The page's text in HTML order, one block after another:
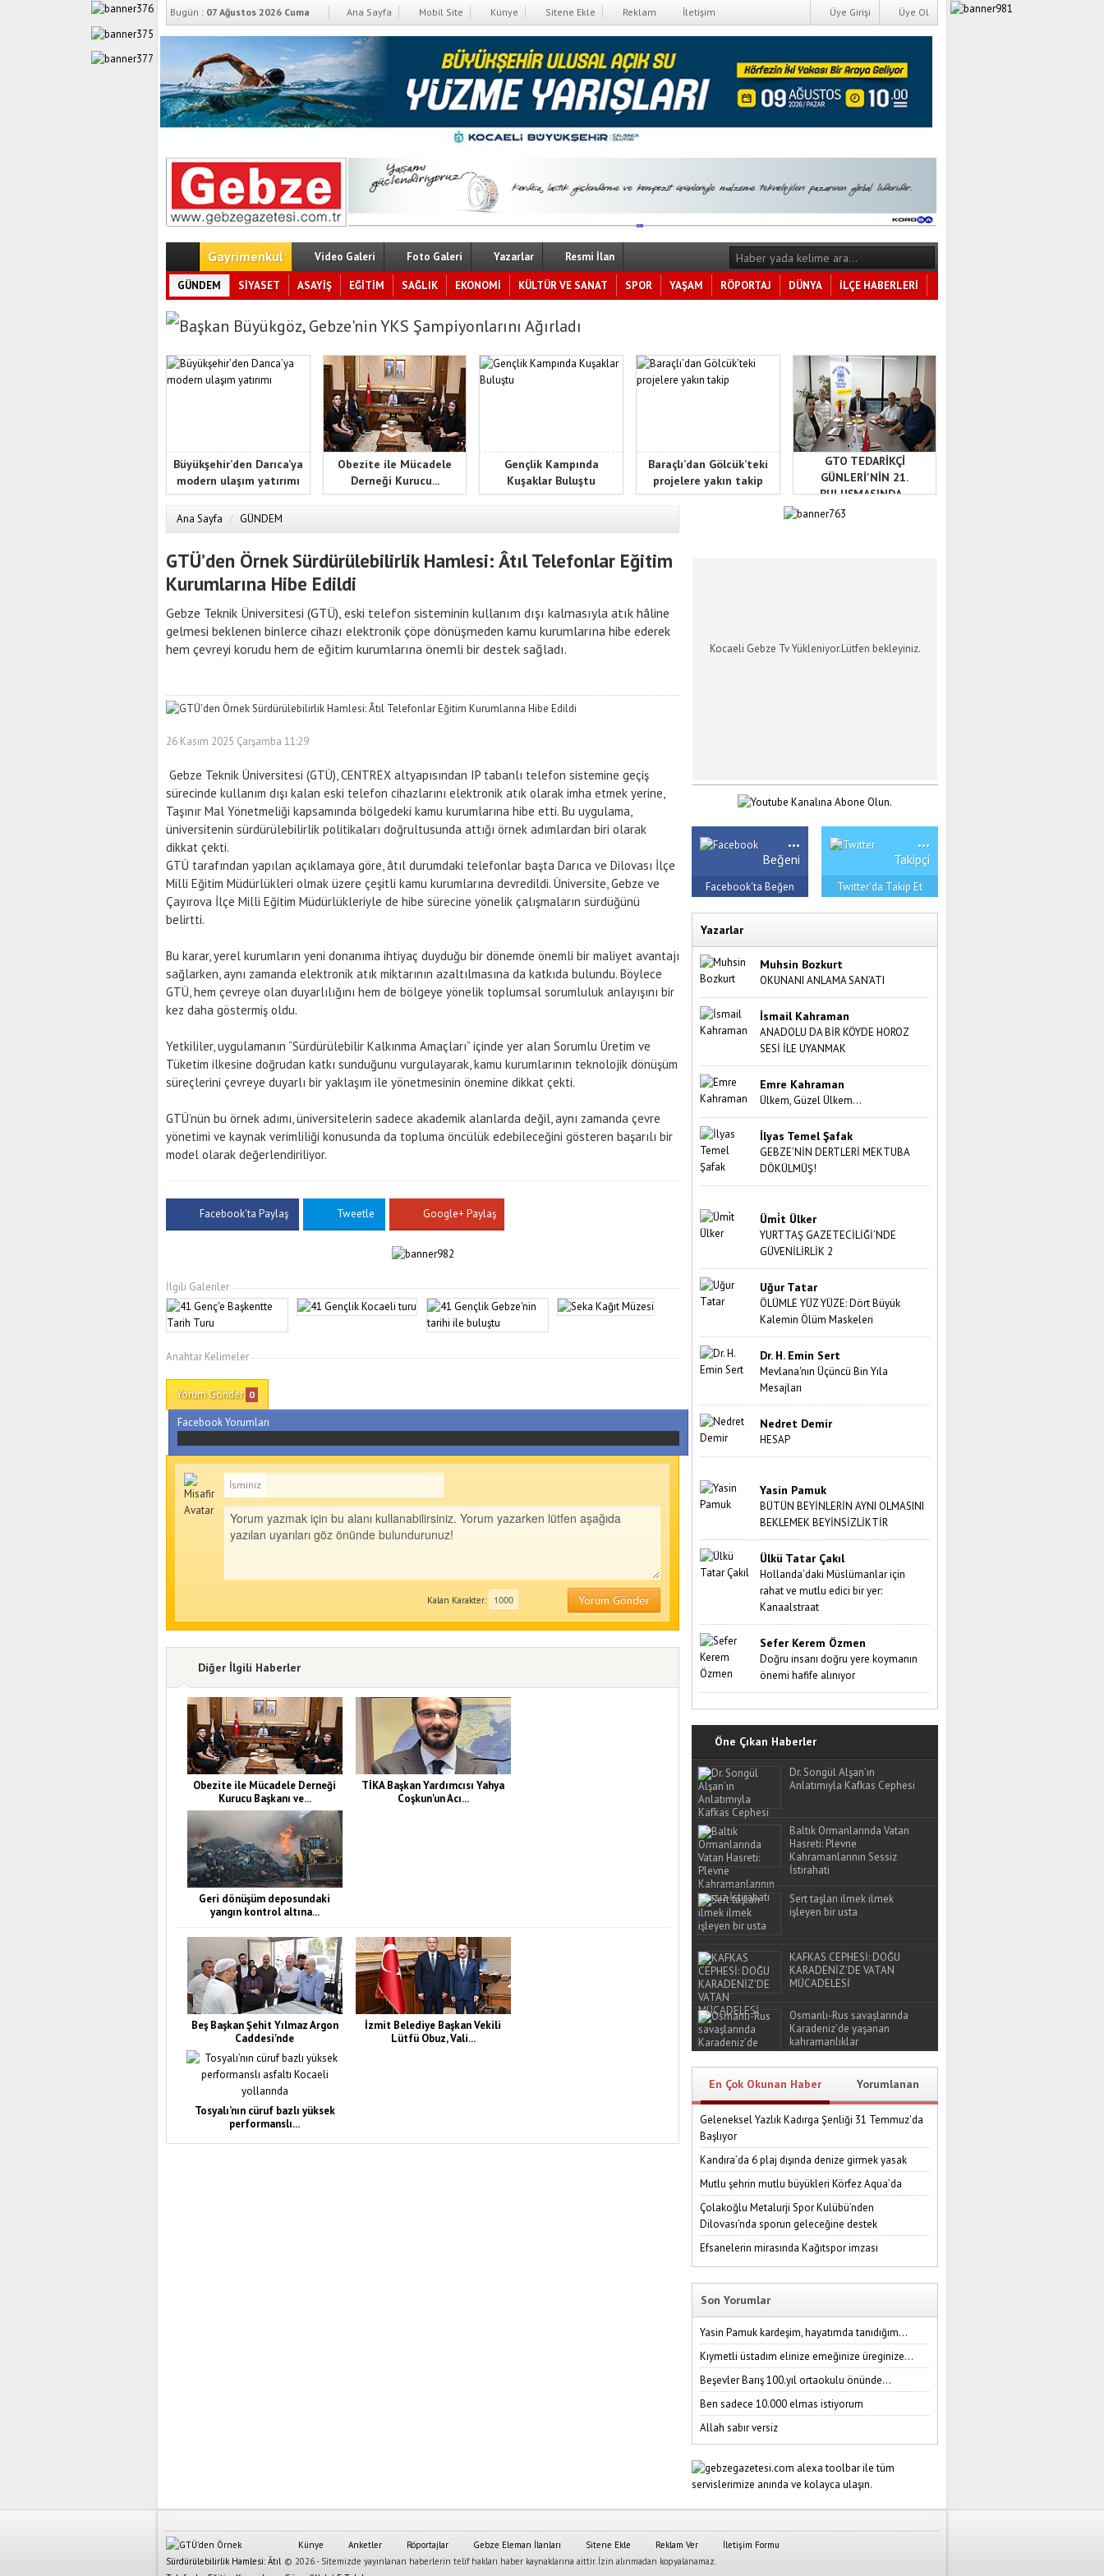
Bugün : 07 Ağustos 2026 Cuma Ana Sayfa Mobil Site Künye Sitene Ekle Reklam İletişim Üye Ol
Üye Girişi
Gayrimenkul Video Galeri Foto Galeri Yazarlar Resmi İlan
GÜNDEM SİYASET ASAYİŞ EĞİTİM SAĞLIK EKONOMİ KÜLTÜR VE SANAT SPOR YAŞAM RÖPORTAJ DÜNYA
İLÇE HABERLERİ
Başkan Büyükgöz, Gebze’nin YKS Şampiyonlarını Ağırladı
Büyükşehir’den Darıca’ya
modern ulaşım yatırımı
Obezite ile Mücadele
Derneği Kurucu...
Gençlik Kampında
Kuşaklar Buluştu
Baraçlı’dan Gölcük’teki
projelere yakın takip
GTO TEDARİKÇİ
GÜNLERİ'NİN 21.
BULUŞMASINDA...
Ana Sayfa / GÜNDEM
GTÜ’den Örnek Sürdürülebilirlik Hamlesi: Âtıl Telefonlar Eğitim
Kurumlarına Hibe Edildi
Gebze Teknik Üniversitesi (GTÜ), eski telefon sisteminin kullanım dışı kalmasıyla atık hâline
gelmesi beklenen binlerce cihazı elektronik çöpe dönüşmeden kamu kurumlarına hibe ederek
hem çevreyi korudu hem de eğitim kurumlarına önemli bir destek sağladı.
26 Kasım 2025 Çarşamba 11:29
Gebze Teknik Üniversitesi (GTÜ), CENTREX altyapısından IP tabanlı telefon sistemine geçiş
sürecinde kullanım dışı kalan eski telefon cihazlarını elektronik atık olarak imha etmek yerine,
Taşınır Mal Yönetmeliği kapsamında bölgedeki kamu kurumlarına hibe etti. Bu uygulama,
üniversitenin sürdürülebilirlik politikaları doğrultusunda attığı örnek adımlardan biri olarak
dikkat çekti.
GTÜ tarafından yapılan açıklamaya göre, âtıl durumdaki telefonlar başta Darıca ve Dilovası İlçe
Milli Eğitim Müdürlükleri olmak üzere çeşitli kamu kurumlarına devredildi. Üniversite, Gebze ve
Çayırova İlçe Milli Eğitim Müdürlükleriyle de hibe sürecine yönelik çalışmaların sürdüğünü
belirtti.
Bu karar, yerel kurumların yeni donanıma ihtiyaç duyduğu bir dönemde önemli bir maliyet avantajı
sağlarken, aynı zamanda elektronik atık miktarının azaltılmasına da katkıda bulundu. Böylece
GTÜ, hem çevreye olan duyarlılığını hem de bölgeye yönelik toplumsal sorumluluk anlayışını bir
kez daha göstermiş oldu.
Yetkililer, uygulamanın “Sürdürülebilir Kalkınma Amaçları” içinde yer alan Sorumlu Üretim ve
Tüketim ilkesine doğrudan katkı sunduğunu vurgulayarak, kamu kurumlarının teknolojik dönüşüm
süreçlerini çevreye duyarlı bir yaklaşım ile yönetmesinin önemine dikkat çekti.
GTÜ’nün bu örnek adımı, üniversitelerin sadece akademik alanlarda değil, aynı zamanda çevre
yönetimi ve kaynak verimliliği konusunda da topluma öncülük edebileceğini gösteren başarılı bir
model olarak değerlendiriliyor.
Facebook'ta Paylaş Tweetle Google+ Paylaş
İlgili Galeriler
Anahtar Kelimeler
Yorum Gönder 0
Facebook Yorumları
İsminiz
Yorum Gönder
Kalan Karakter:
Diğer İlgili Haberler
Obezite ile Mücadele Derneği
Kurucu Başkanı ve...
TİKA Başkan Yardımcısı Yahya
Coşkun'un Acı...
Geri dönüşüm deposundaki
yangın kontrol altına...
Beş Başkan Şehit Yılmaz Argon
Caddesi'nde
İzmit Belediye Başkan Vekili
Lütfü Obuz, Vali...
Tosyalı’nın cüruf bazlı yüksek
performanslı...
Kocaeli Gebze Tv Yükleniyor.Lütfen bekleyiniz.
...
Beğeni
Facebook'ta Beğen
...
Takipçi
Twitter'da Takip Et
Yazarlar
Muhsin Bozkurt
OKUNANI ANLAMA SAN’ATI
İsmail Kahraman
ANADOLU DA BİR KÖYDE HOROZ
SESİ İLE UYANMAK
Emre Kahraman
Ülkem, Güzel Ülkem…
İlyas Temel Şafak
GEBZE’NİN DERTLERİ MEKTUBA
DÖKÜLMÜŞ!
Ümi̇t Ülker
YURTTAŞ GAZETECİLİĞİ’NDE
GÜVENİLİRLİK 2
Uğur Tatar
ÖLÜMLE YÜZ YÜZE: Dört Büyük
Kalemin Ölüm Maskeleri
Dr. H. Emin Sert
Mevlana'nın Üçüncü Bin Yıla
Mesajları
Nedret Demir
HESAP
Yasin Pamuk
BÜTÜN BEYİNLERİN AYNI OLMASINI
BEKLEMEK BEYİNSİZLİKTİR
Ülkü Tatar Çakıl
Hollanda’daki Müslümanlar için
rahat ve mutlu edici bir yer:
Kanaalstraat
Sefer Kerem Özmen
Doğru insanı doğru yere koymanın
önemi hafife alınıyor
Öne Çıkan Haberler
Dr. Songül Alşan’ın
Anlatımıyla Kafkas Cephesi
Baltık Ormanlarında Vatan
Hasreti: Plevne
Kahramanlarının Sessiz
İstirahati
Sert taşları ilmek ilmek
işleyen bir usta
KAFKAS CEPHESİ: DOĞU
KARADENİZ'DE VATAN
MÜCADELESİ
Osmanlı-Rus savaşlarında
Karadeniz’de yaşanan
kahramanlıklar
En Çok Okunan Haber Yorumlanan
Geleneksel Yazlık Kadırga Şenliği 31 Temmuz'da
Başlıyor
Kandıra’da 6 plaj dışında denize girmek yasak
Mutlu şehrin mutlu büyükleri Körfez Aqua’da
Çolakoğlu Metalurji Spor Kulübü’nden
Dilovası’nda sporun geleceğine destek
Efsanelerin mirasında Kağıtspor imzası
Son Yorumlar
Yasin Pamuk kardeşim, hayatımda tanıdığım...
Kıymetli üstadım elinize emeğinize üreginize...
Beşevler Barış 100.yıl ortaokulu önünde...
Ben sadece 10.000 elmas istiyorum
Allah sabır versiz
Künye Anketler Röportajlar Gebze Eleman İlanları Sitene Ekle Reklam Ver
İletişim Formu
© 2026 - Sitemizde yayınlanan haberlerin telif hakları haber kaynaklarına aittir. İzin alınmadan kopyalanamaz.